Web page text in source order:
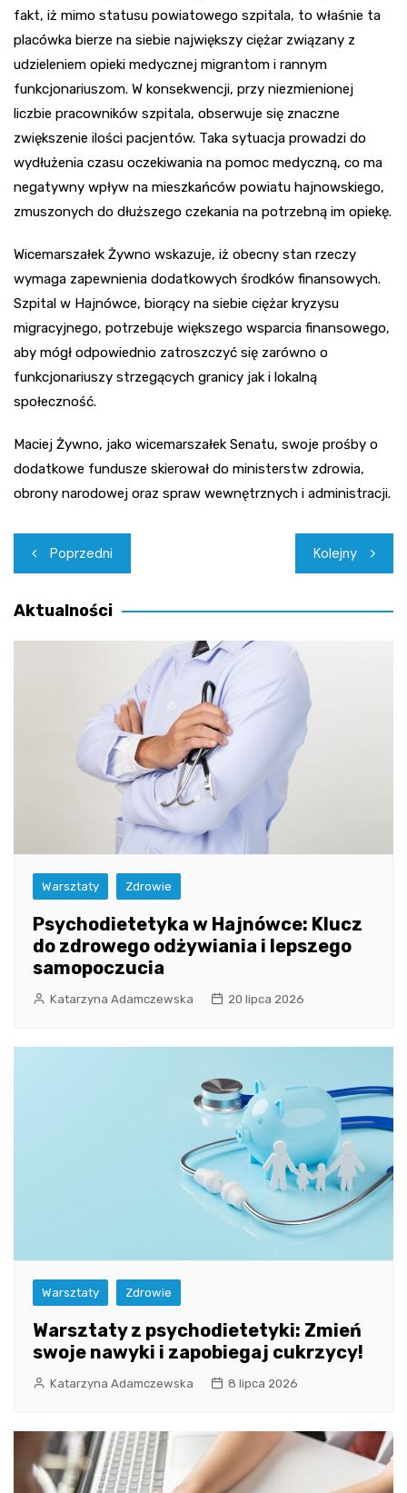
fakt, iż mimo statusu powiatowego szpitala, to właśnie ta
placówka bierze na siebie największy ciężar związany z
udzieleniem opieki medycznej migrantom i rannym
funkcjonariuszom. W konsekwencji, przy niezmienionej
liczbie pracowników szpitala, obserwuje się znaczne
zwiększenie ilości pacjentów. Taka sytuacja prowadzi do
wydłużenia czasu oczekiwania na pomoc medyczną, co ma
negatywny wpływ na mieszkańców powiatu hajnowskiego,
zmuszonych do dłuższego czekania na potrzebną im opiekę.
Wicemarszałek Żywno wskazuje, iż obecny stan rzeczy
wymaga zapewnienia dodatkowych środków finansowych.
Szpital w Hajnówce, biorący na siebie ciężar kryzysu
migracyjnego, potrzebuje większego wsparcia finansowego,
aby mógł odpowiednio zatroszczyć się zarówno o
funkcjonariuszy strzegących granicy jak i lokalną
społeczność.
Maciej Żywno, jako wicemarszałek Senatu, swoje prośby o
dodatkowe fundusze skierował do ministerstw zdrowia,
obrony narodowej oraz spraw wewnętrznych i administracji.
Nawigacja
wpisu
Poprzedni Kolejny
Aktualności
Warsztaty Zdrowie
Psychodietetyka w Hajnówce: Klucz
do zdrowego odżywiania i lepszego
samopoczucia
Katarzyna Adamczewska 20 lipca 2026
Warsztaty Zdrowie
Warsztaty z psychodietetyki: Zmień
swoje nawyki i zapobiegaj cukrzycy!
Katarzyna Adamczewska 8 lipca 2026